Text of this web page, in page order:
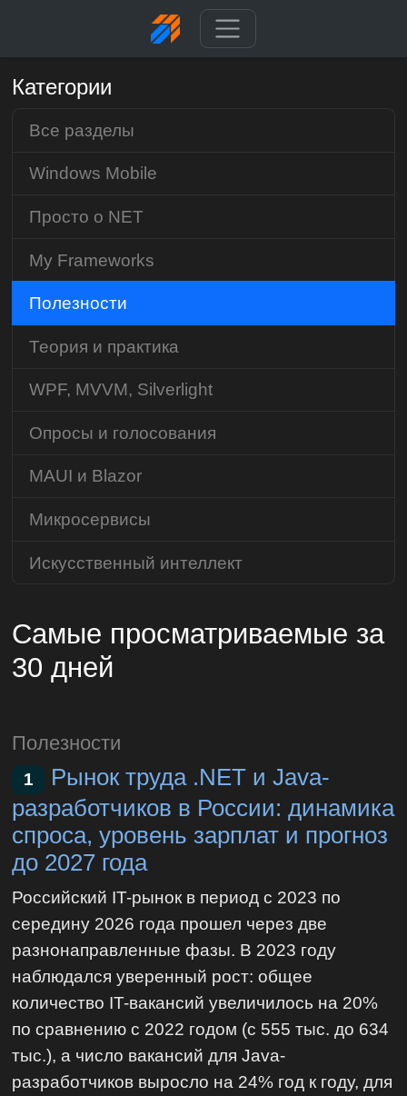
Самые просматриваемые за
30 дней
Полезности
1
Рынок труда .NET и Java-
разработчиков в России: динамика
спроса, уровень зарплат и прогноз
до 2027 года
Российский IT-рынок в период с 2023 по
середину 2026 года прошел через две
разнонаправленные фазы. В 2023 году
наблюдался уверенный рост: общее
количество IT-вакансий увеличилось на 20%
по сравнению с 2022 годом (с 555 тыс. до 634
тыс.), а число вакансий для Java-
разработчиков выросло на 24% год к году, для
Категории
Все разделы
Windows Mobile
Просто о NET
My Frameworks
Полезности
Теория и практика
WPF, MVVM, Silverlight
Опросы и голосования
MAUI и Blazor
Микросервисы
Искусственный интеллект